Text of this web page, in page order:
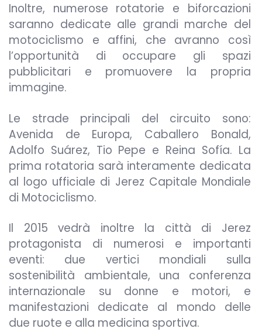
Inoltre, numerose rotatorie e biforcazioni
saranno dedicate alle grandi marche del
motociclismo e affini, che avranno così
l’opportunità di occupare gli spazi
pubblicitari e promuovere la propria
immagine.
Le strade principali del circuito sono:
Avenida de Europa, Caballero Bonald,
Adolfo Suárez, Tio Pepe e Reina Sofía. La
prima rotatoria sarà interamente dedicata
al logo ufficiale di Jerez Capitale Mondiale
di Motociclismo.
Il 2015 vedrà inoltre la città di Jerez
protagonista di numerosi e importanti
eventi: due vertici mondiali sulla
sostenibilità ambientale, una conferenza
internazionale su donne e motori, e
manifestazioni dedicate al mondo delle
due ruote e alla medicina sportiva.